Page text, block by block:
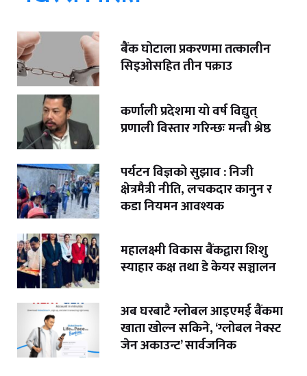
बैंक घोटाला प्रकरणमा तत्कालीन
सिइओसहित तीन पक्राउ
कर्णाली प्रदेशमा यो वर्ष विद्युत्
प्रणाली विस्तार गरिन्छः मन्त्री श्रेष्ठ
पर्यटन विज्ञको सुझाव : निजी
क्षेत्रमैत्री नीति, लचकदार कानुन र
कडा नियमन आवश्यक
महालक्ष्मी विकास बैंकद्वारा शिशु
स्याहार कक्ष तथा डे केयर सञ्चालन
अब घरबाटै ग्लोबल आइएमई बैंकमा
खाता खोल्न सकिने, ‘ग्लोबल नेक्स्ट
जेन अकाउन्ट’ सार्वजनिक